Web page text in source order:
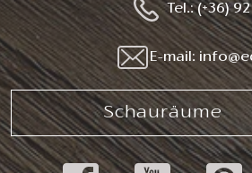
Tel.: (+36)
E-mail:
Schauräume